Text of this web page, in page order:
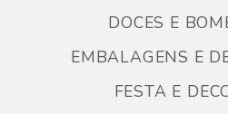
DOCES E
EMBALAGENS E
FESTA E